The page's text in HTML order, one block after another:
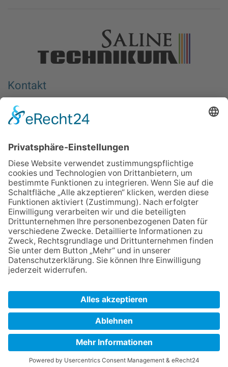
Kontakt
Berufliches Bildungswerk e.V. Halle-Saalkreis
Wiedtkenweg 1
Deutschland
Aktionsort
Berufliches Bildungswerk e.V.
Halle-Saalkreis – SalineTechnikum
Mansfelder Straße 15
06108 Halle (Saale)
Mobil: 0152 – 25 45 43 73
E-Mail:salinetechnikum@bbw-halle.de
IMPRESSUM | DATENSCHUTZ
LOGIN